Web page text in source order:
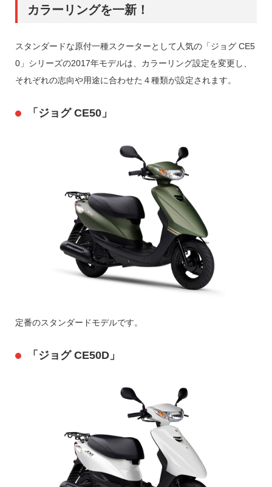
カラーリングを一新！
スタンダードな原付一種スクーターとして人気の「ジョグ CE5
0」シリーズの2017年モデルは、カラーリング設定を変更し、
それぞれの志向や用途に合わせた４種類が設定されます。
「ジョグ CE50」
定番のスタンダードモデルです。
「ジョグ CE50D」